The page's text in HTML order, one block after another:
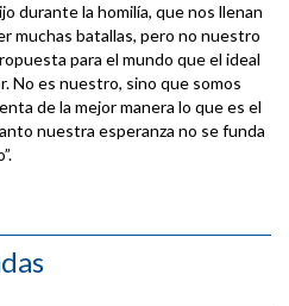
durante la homilía, que nos llenan
muchas batallas, pero no nuestro
para el mundo que el ideal
No es nuestro, sino que somos
de la mejor manera lo que es el
nuestra esperanza no se funda